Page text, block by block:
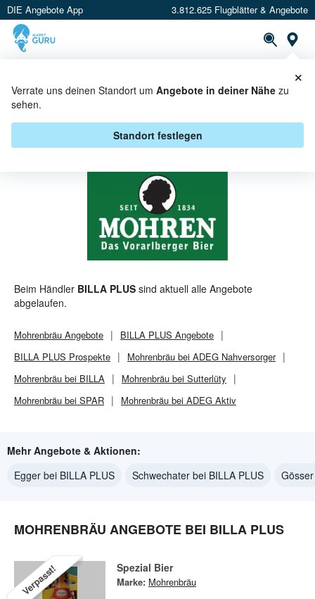
DIE Angebote App 3.812.625 Flugblätter & Angebote
Verrate uns deinen Standort um Angebote in deiner Nähe zu
sehen.
Standort festlegen
×
MOHRENBRÄU BEI BILLA PLUS -
ANGEBOTE & AKTIONEN
Beim Händler BILLA PLUS sind aktuell alle Angebote
abgelaufen.
Mohrenbräu Angebote BILLA PLUS Angebote
BILLA PLUS Prospekte
Mohrenbräu bei ADEG Nahversorger
Mohrenbräu bei BILLA
Mohrenbräu bei Sutterlüty
Mohrenbräu bei SPAR
Mohrenbräu bei ADEG Aktiv
Mehr Angebote & Aktionen:
Egger bei BILLA PLUS
Schwechater bei BILLA PLUS
MOHRENBRÄU ANGEBOTE BEI BILLA PLUS
Verpasst! Spezial Bier
Marke: Mohrenbräu